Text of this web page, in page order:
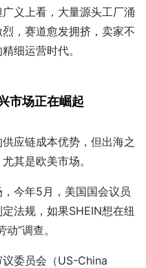
义上看，大量源头工厂涌
，赛道愈发拥挤，卖家不
细运营时代。
市场正在崛起
应链成本优势，但出海之
其是欧美市场。
今年5月，美国国会议员
法规，如果SHEIN想在纽
”调查。
委员会（US-China